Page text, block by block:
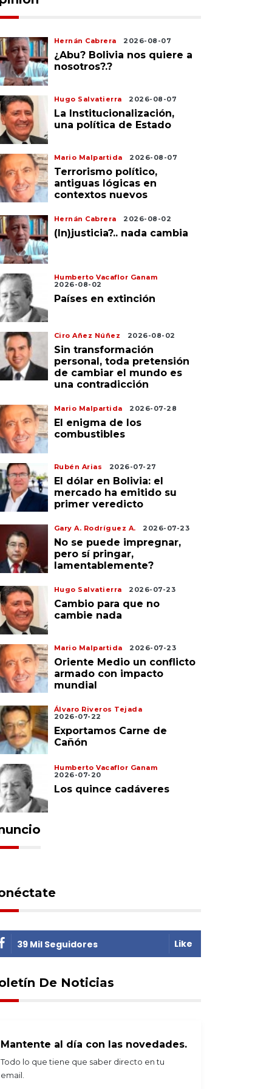
Hernán Cabrera 2026-08-07
¿Abu? Bolivia nos quiere a
nosotros?.?
Hugo Salvatierra 2026-08-07
La Institucionalización,
una política de Estado
Mario Malpartida 2026-08-07
Terrorismo político,
antiguas lógicas en
contextos nuevos
Hernán Cabrera 2026-08-02
(In)justicia?.. nada cambia
Humberto Vacaflor Ganam
2026-08-02
Países en extinción
Ciro Añez Núñez 2026-08-02
Sin transformación
personal, toda pretensión
de cambiar el mundo es
una contradicción
Mario Malpartida 2026-07-28
El enigma de los
combustibles
Rubén Arias 2026-07-27
El dólar en Bolivia: el
mercado ha emitido su
primer veredicto
Gary A. Rodríguez A. 2026-07-23
No se puede impregnar,
pero sí pringar,
lamentablemente?
Hugo Salvatierra 2026-07-23
Cambio para que no
cambie nada
Mario Malpartida 2026-07-23
Oriente Medio un conflicto
armado con impacto
mundial
Álvaro Riveros Tejada
2026-07-22
Exportamos Carne de
Cañón
Humberto Vacaflor Ganam
2026-07-20
Los quince cadáveres
39 Mil Seguidores Like
De Noticias
Mantente al día con las novedades.
Todo lo que tiene que saber directo en tu
email.